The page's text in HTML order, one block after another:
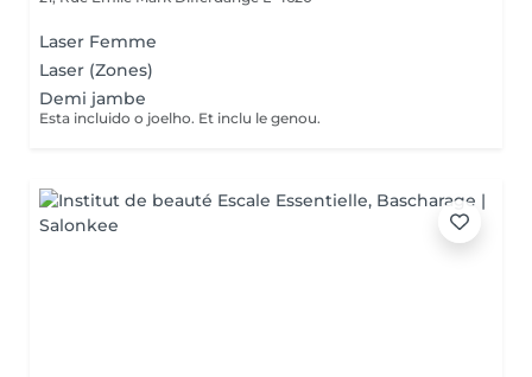
Laser Femme
Laser (Zones)
Demi jambe
Esta incluido o joelho. Et inclu le genou.